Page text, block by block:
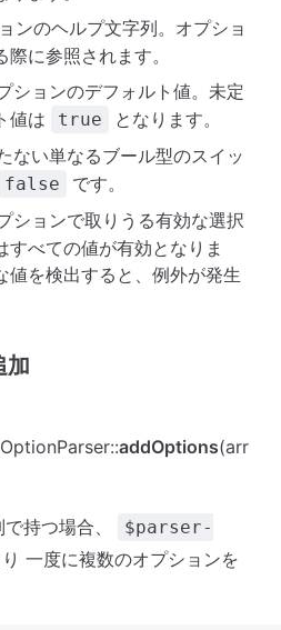
ンのヘルプ文字列。オプショ
に参照されます。
ションのデフォルト値。未定
値は
true となります。
ない単なるブール型のスイッ
false です。
ションで取りうる有効な選択
すべての値が有効となりま
を検出すると、例外が発生
加
addOptions(arr
持つ場合、
$parser-
一度に複数のオプションを